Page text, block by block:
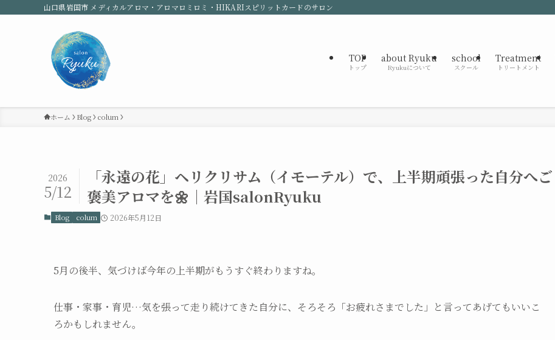
山口県岩国市 メディカルアロマ・アロマロミロミ・HIKARIスピリットカードのサロン
TOP
トップ
about Ryuku
Ryukuについて
school
スクール
Treatment
トリートメント
ホーム Blog colum
「永遠の花」ヘリクリサム（イモーテル）で、上半期頑張った自分へご
褒美アロマを🌼｜岩国salonRyuku
2026
5/12
Blog colum 2026年5月12日
5月の後半、気づけば今年の上半期がもうすぐ終わりますね。
仕事・家事・育児…気を張って走り続けてきた自分に、そろそろ「お疲れさまでした」と言ってあげてもいいこ
ろかもしれません。